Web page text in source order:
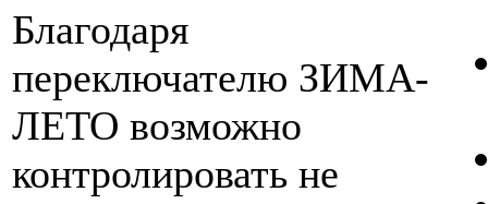
Благодаря
переключателю ЗИМА-
ЛЕТО возможно
контролировать не